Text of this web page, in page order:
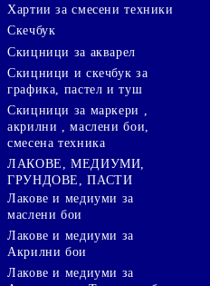
Хартии за смесени техники
Скечбук
Скицници за акварел
Скицници и скечбук за
графика, пастел и туш
Скицници за маркери ,
акрилни , маслени бои,
смесена техника
ЛАКОВЕ, МЕДИУМИ,
ГРУНДОВЕ, ПАСТИ
Лакове и медиуми за
маслени бои
Лакове и медиуми за
Акрилни бои
Лакове и медиуми за